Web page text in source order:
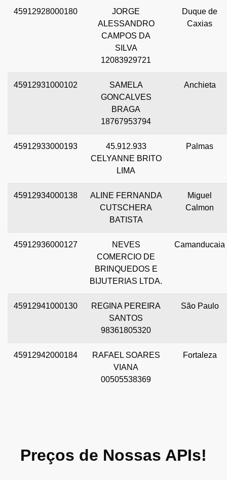
45912928000180
JORGE
ALESSANDRO
CAMPOS DA
SILVA
12083929721
Duque de
Caxias
45912931000102
SAMELA
GONCALVES
BRAGA
18767953794
Anchieta
45912933000193
45.912.933
CELYANNE BRITO
LIMA
Palmas
45912934000138
ALINE FERNANDA
CUTSCHERA
BATISTA
Miguel
Calmon
45912936000127
NEVES
COMERCIO DE
BRINQUEDOS E
BIJUTERIAS LTDA.
Camanducaia
45912941000130
REGINA PEREIRA
SANTOS
98361805320
São Paulo
45912942000184
RAFAEL SOARES
VIANA
00505538369
Fortaleza
Preços de Nossas APIs!